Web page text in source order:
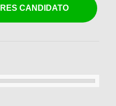
CANDIDATO